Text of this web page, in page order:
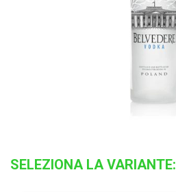
SELEZIONA LA VARIANTE: